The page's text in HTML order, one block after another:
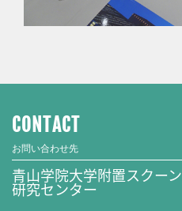
CONTACT
お問い合わせ先
青山学院大学附置スクー
研究センター